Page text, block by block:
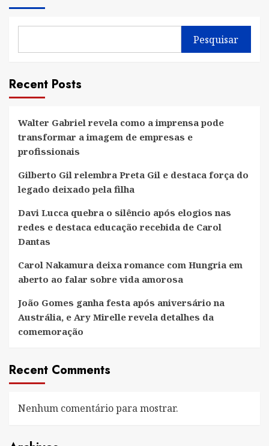
Pesquisar
Recent Posts
Walter Gabriel revela como a imprensa pode
transformar a imagem de empresas e
profissionais
Gilberto Gil relembra Preta Gil e destaca força do
legado deixado pela filha
Davi Lucca quebra o silêncio após elogios nas
redes e destaca educação recebida de Carol
Dantas
Carol Nakamura deixa romance com Hungria em
aberto ao falar sobre vida amorosa
João Gomes ganha festa após aniversário na
Austrália, e Ary Mirelle revela detalhes da
comemoração
Recent Comments
Nenhum comentário para mostrar.